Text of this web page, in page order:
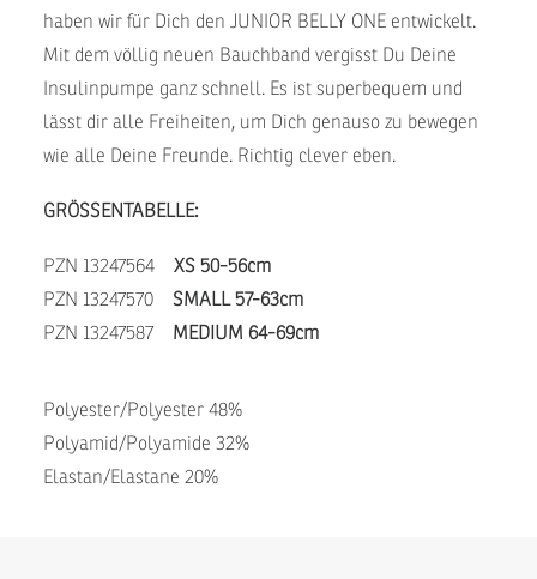
haben wir für Dich den JUNIOR BELLY ONE entwickelt.
Mit dem völlig neuen Bauchband vergisst Du Deine
Insulinpumpe ganz schnell. Es ist superbequem und
lässt dir alle Freiheiten, um Dich genauso zu bewegen
wie alle Deine Freunde. Richtig clever eben.
GRÖSSENTABELLE:
PZN 13247564 XS 50-56cm
PZN 13247570 SMALL 57-63cm
PZN 13247587 MEDIUM 64-69cm
Polyester/Polyester 48%
Polyamid/Polyamide 32%
Elastan/Elastane 20%